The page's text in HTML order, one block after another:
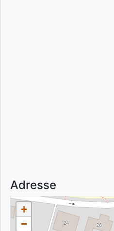
Adresse
+
−